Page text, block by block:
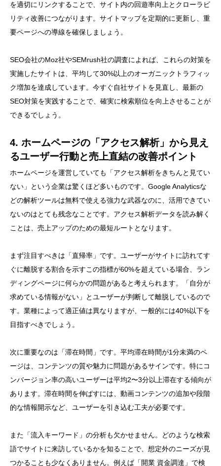
を適切にリンクすることで、サイト内の回遊率向上とクローラビ
リティ改善につながります。サイトマップを定期的に更新し、重
要ページへの導線を確保しましょう。
SEO会社のMoz社やSEMrush社の調査によれば、これらの対策を
実施したサイトは、平均して30%以上のオーガニックトラフィッ
ク増加を達成しています。今すぐ自社サイトを見直し、最新の
SEO対策を実践することで、確実に検索順位を向上させることが
できるでしょう。
4. ホームページの「アクセス解析」から見え
るユーザー行動と売上直結の改善ポイント
ホームページを運営していても「アクセス解析をきちんと見てい
ない」という企業は驚くほど多いものです。Google Analyticsな
どの解析ツールは無料で使える強力な武器なのに、活用できてい
ないのはとても残念なことです。アクセス解析データを読み解く
ことは、売上アップのための最短ルートとなります。
まず注目すべきは「直帰率」です。ユーザーがサイトに訪れてす
ぐに離脱する割合を示すこの指標が60%を超えている場合、ラン
ディングページに何らかの問題があると考えられます。「自分が
求めている情報がない」とユーザーが判断して離脱しているので
す。業種によって適正値は異なりますが、一般的には40%以下を
目指すべきでしょう。
次に重要なのは「滞在時間」です。平均滞在時間が1分未満のペ
ージは、コンテンツの質や魅力に問題があるサインです。特にコ
ンバージョン率の高いユーザーは平均2〜3分以上滞在する傾向が
あります。滞在時間を伸ばすには、動画コンテンツの追加や段階
的な情報開示など、ユーザーを引き込む工夫が必要です。
また「流入キーワード」の分析も欠かせません。どのような検索
語でサイトに来訪しているかを知ることで、想定外のニーズが見
つかることも少なくありません。例えば「開業 資金調達」で検